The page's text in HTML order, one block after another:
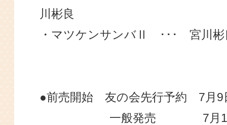
川彬良
・マツケンサンバⅡ ･･･ 宮川彬
●前売開始 友の会先行予約 7月9
一般発売 7月16日（